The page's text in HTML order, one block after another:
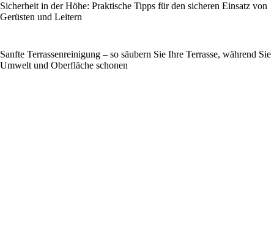
Sicherheit in der Höhe: Praktische Tipps für den sicheren Einsatz von
Gerüsten und Leitern
Sanfte Terrassenreinigung – so säubern Sie Ihre Terrasse, während Sie
Umwelt und Oberfläche schonen